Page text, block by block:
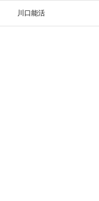
川口能活